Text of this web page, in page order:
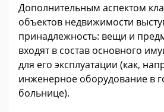
Дополнительным аспектом
объектов недвижимости
принадлежность: вещи и
входят в состав основного
для его эксплуатации (как,
инженерное оборудование в
больнице).